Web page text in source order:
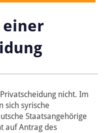
einer
nicht. Im
sich syrische
Staatsangehörige
auf Antrag des